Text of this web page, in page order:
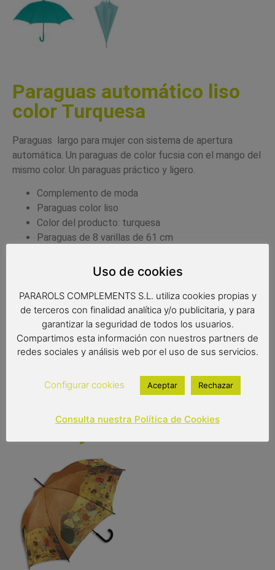
Paraguas automático liso
color Turquesa
Paraguas largo para mujer con sistema de apertura
automática. Un paraguas de color fucsia con el mango del
mismo color. Un paraguas práctico y ligero.
Complemento de moda
Paraguas color liso
Color del producto: turquesa
Paraguas de 8 varillas de 61 cm
Tipo de apertura: automática
13,95€ 11,95€ (IVA incluido)
Out of stock
Uso de cookies
PARAROLS COMPLEMENTS S.L. utiliza cookies propias y
de terceros con finalidad analítica y/o publicitaria, y para
garantizar la seguridad de todos los usuarios.
Compartimos esta información con nuestros partners de
redes sociales y análisis web por el uso de sus servicios.
Configurar cookies Aceptar Rechazar
Consulta nuestra Política de Cookies